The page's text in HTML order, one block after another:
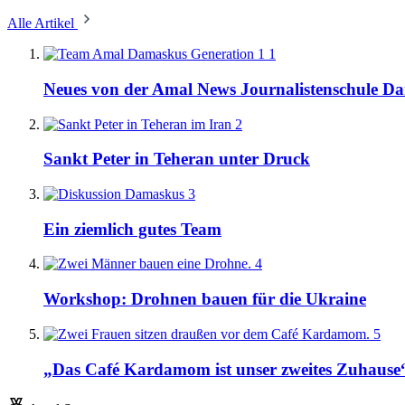
Alle Artikel
1
Neues von der Amal News Journalistenschule
2
Sankt Peter in Teheran unter Druck
3
Ein ziemlich gutes Team
4
Workshop: Drohnen bauen für die Ukraine
5
„Das Café Kardamom ist unser zweites